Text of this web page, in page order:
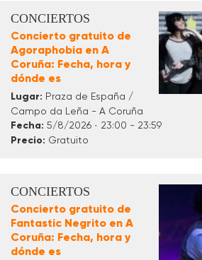
CONCIERTOS
Concierto gratuito de
Agoraphobia en A
Coruña: Fecha, hora y
dónde es
Lugar: Praza de España /
Campo da Leña - A Coruña
Fecha: 5/8/2026 · 23:00 - 23:59
Precio: Gratuito
CONCIERTOS
Concierto gratuito de
Fantastic Negrito en A
Coruña: Fecha, hora y
dónde es